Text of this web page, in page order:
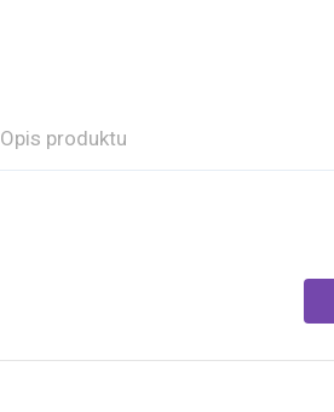
Opis produktu